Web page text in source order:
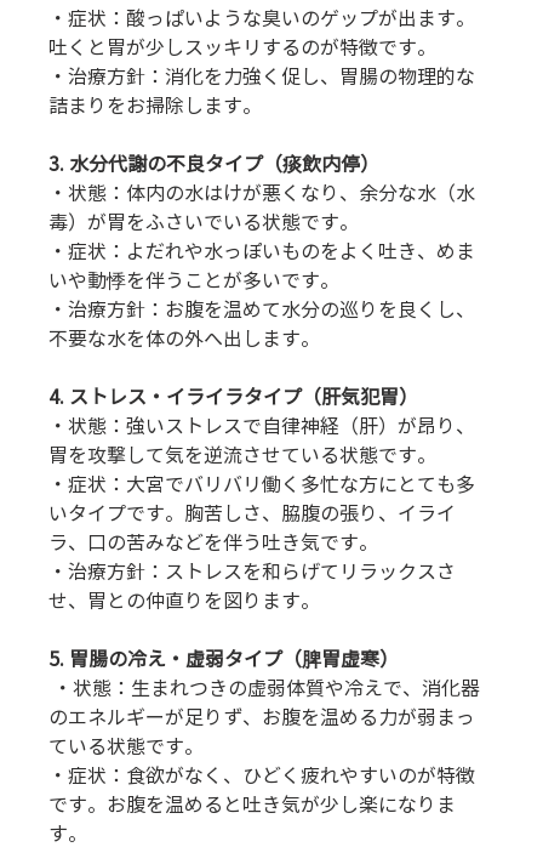
・症状：酸っぱいような臭いのゲップが出ます。
吐くと胃が少しスッキリするのが特徴です。
・治療方針：消化を力強く促し、胃腸の物理的な
詰まりをお掃除します。
3. 水分代謝の不良タイプ（痰飲内停）
・状態：体内の水はけが悪くなり、余分な水（水
毒）が胃をふさいでいる状態です。
・症状：よだれや水っぽいものをよく吐き、めま
いや動悸を伴うことが多いです。
・治療方針：お腹を温めて水分の巡りを良くし、
不要な水を体の外へ出します。
4. ストレス・イライラタイプ（肝気犯胃）
・状態：強いストレスで自律神経（肝）が昂り、
胃を攻撃して気を逆流させている状態です。
・症状：大宮でバリバリ働く多忙な方にとても多
いタイプです。胸苦しさ、脇腹の張り、イライ
ラ、口の苦みなどを伴う吐き気です。
・治療方針：ストレスを和らげてリラックスさ
せ、胃との仲直りを図ります。
5. 胃腸の冷え・虚弱タイプ（脾胃虚寒）
のエネルギーが足りず、お腹を温める力が弱まっ
ている状態です。
・症状：食欲がなく、ひどく疲れやすいのが特徴
です。お腹を温めると吐き気が少し楽になりま
す。